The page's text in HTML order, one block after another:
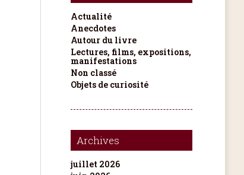
Actualité
Anecdotes
Autour du livre
Lectures, films, expositions,
manifestations
Non classé
Objets de curiosité
Archives
juillet 2026